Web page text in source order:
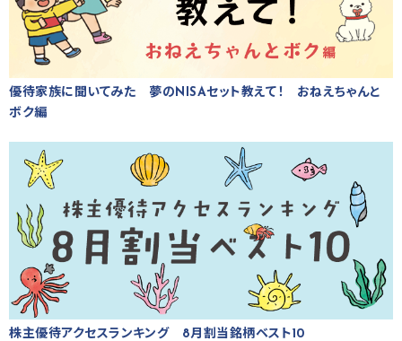
優待家族に聞いてみた 夢のNISAセット教えて！ おねえちゃんと
ボク編
株主優待アクセスランキング 8月割当銘柄ベスト10